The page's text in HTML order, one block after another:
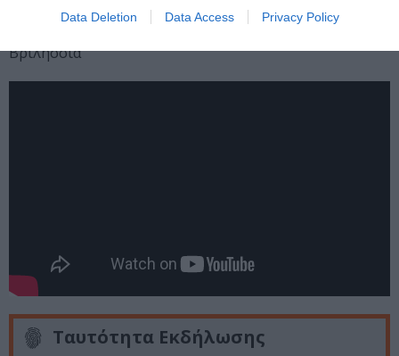
Data Deletion Data Access Privacy Policy
Βριλήσσια
Ταυτότητα Εκδήλωσης